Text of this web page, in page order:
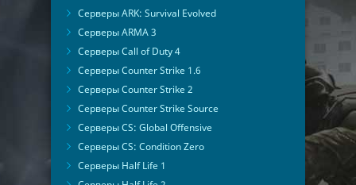
Серверы ARK: Survival Evolved
Серверы ARMA 3
Серверы Call of Duty 4
Серверы Counter Strike 1.6
Серверы Counter Strike 2
Серверы Counter Strike Source
Серверы CS: Global Offensive
Серверы CS: Condition Zero
Серверы Half Life 1